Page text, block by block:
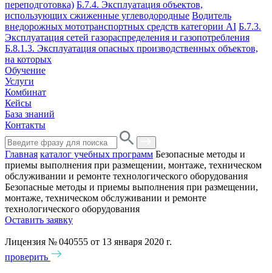
переподготовка) Б.7.4. Эксплуатация объектов,
использующих сжиженные углеводородные Водитель
внедорожных мототранспортных средств категории АI Б.7.3.
Эксплуатация сетей газораспределения и газопотребления
Б.8.1.3. Эксплуатация опасных производственных объектов,
на которых
Обучение
Услуги
Комбинат
Кейсы
База знаний
Контакты
Главная каталог учебных программ Безопасные методы и
приемы выполнения при размещении, монтаже, техническом
обслуживании и ремонте технологического оборудования
Безопасные методы и приемы выполнения при размещении,
монтаже, техническом обслуживании и ремонте
технологического оборудования
Оставить заявку
Лицензия № 040555 от 13 января 2020 г.
проверить